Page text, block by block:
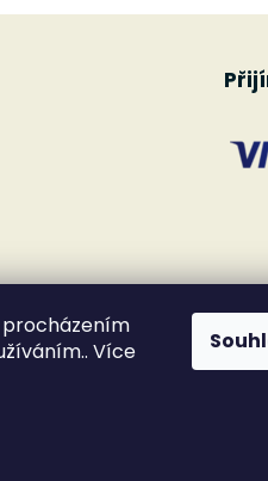
procházením
Více